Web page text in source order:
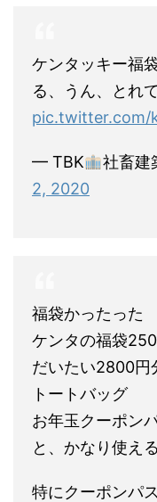
ケンタッキー福
る、うん、とれて
pic.twitter.com/
— TBK 社畜建
2, 2020
福袋かったった
ケンタの福袋
だいたい2800円
トートバッグ
お年玉クーポン
と、かなり使え
特にクーポンパ